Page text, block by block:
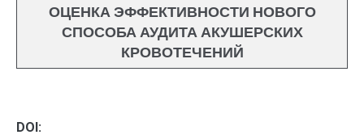
ОЦЕНКА ЭФФЕКТИВНОСТИ НОВОГО
СПОСОБА АУДИТА АКУШЕРСКИХ
КРОВОТЕЧЕНИЙ
DOI: